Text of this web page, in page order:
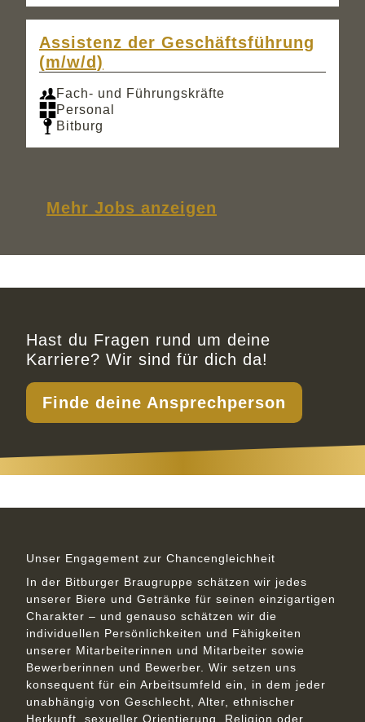
Assistenz der Geschäftsführung
(m/w/d)
Fach- und Führungskräfte
Personal
Bitburg
Mehr Jobs anzeigen
Hast du Fragen rund um deine
Karriere? Wir sind für dich da!
Finde deine Ansprechperson
Unser Engagement zur Chancengleichheit
In der Bitburger Braugruppe schätzen wir jedes
unserer Biere und Getränke für seinen einzigartigen
Charakter – und genauso schätzen wir die
individuellen Persönlichkeiten und Fähigkeiten
unserer Mitarbeiterinnen und Mitarbeiter sowie
Bewerberinnen und Bewerber. Wir setzen uns
konsequent für ein Arbeitsumfeld ein, in dem jeder
unabhängig von Geschlecht, Alter, ethnischer
Herkunft, sexueller Orientierung, Religion oder